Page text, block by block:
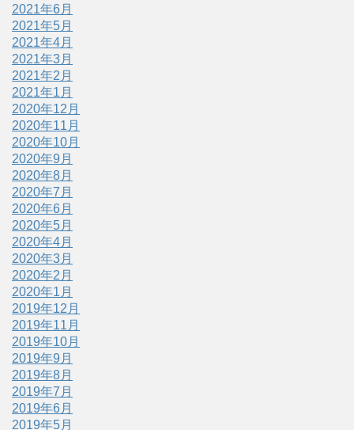
2021年6月
2021年5月
2021年4月
2021年3月
2021年2月
2021年1月
2020年12月
2020年11月
2020年10月
2020年9月
2020年8月
2020年7月
2020年6月
2020年5月
2020年4月
2020年3月
2020年2月
2020年1月
2019年12月
2019年11月
2019年10月
2019年9月
2019年8月
2019年7月
2019年6月
2019年5月